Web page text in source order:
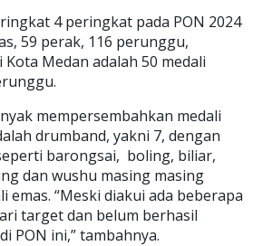
4 peringkat pada PON 2024
59 perak, 116 perunggu,
Medan adalah 50 medali
mempersembahkan medali
drumband, yakni 7, dengan
barongsai, boling, biliar,
dan wushu masing masing
emas. “Meski diakui ada beberapa
target dan belum berhasil
PON ini,” tambahnya.